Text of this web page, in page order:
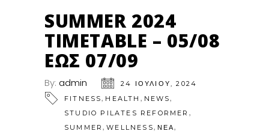
SUMMER 2024
TIMETABLE – 05/08
ΕΩΣ 07/09
By: admin
24 ΙΟΥΛΊΟΥ, 2024
FITNESS, HEALTH , NEWS,
STUDIO PILATES REFORMER ,
SUMMER,WELLNESS, ΝΕΑ,